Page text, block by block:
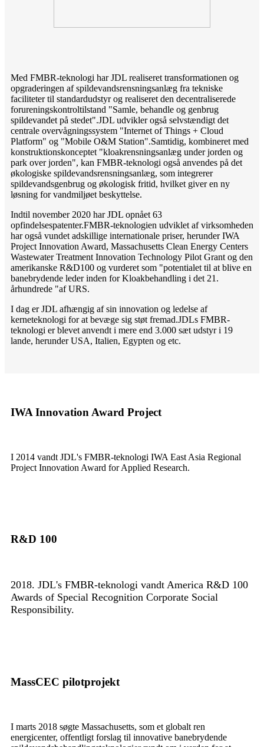
Med FMBR-teknologi har JDL realiseret transformationen og
opgraderingen af ​​spildevandsrensningsanlæg fra tekniske
faciliteter til standardudstyr og realiseret den decentraliserede
forureningskontroltilstand "Samle, behandle og genbrug
spildevandet på stedet".JDL udvikler også selvstændigt det
centrale overvågningssystem "Internet of Things + Cloud
Platform" og "Mobile O&M Station".Samtidig, kombineret med
konstruktionskonceptet "kloakrensningsanlæg under jorden og
park over jorden", kan FMBR-teknologi også anvendes på det
økologiske spildevandsrensningsanlæg, som integrerer
spildevandsgenbrug og økologisk fritid, hvilket giver en ny
løsning for vandmiljøet beskyttelse.
Indtil november 2020 har JDL opnået 63
opfindelsespatenter.FMBR-teknologien udviklet af virksomheden
har også vundet adskillige internationale priser, herunder IWA
Project Innovation Award, Massachusetts Clean Energy Centers
Wastewater Treatment Innovation Technology Pilot Grant og den
amerikanske R&D100 og vurderet som "potentialet til at blive en
banebrydende leder inden for Kloakbehandling i det 21.
århundrede "af URS.
I dag er JDL afhængig af sin innovation og ledelse af
kerneteknologi for at bevæge sig støt fremad.JDLs FMBR-
teknologi er blevet anvendt i mere end 3.000 sæt udstyr i 19
lande, herunder USA, Italien, Egypten og etc.
IWA Innovation Award Project
I 2014 vandt JDL's FMBR-teknologi IWA East Asia Regional
Project Innovation Award for Applied Research.
R&D 100
2018. JDL's FMBR-teknologi vandt America R&D 100
Awards of Special Recognition Corporate Social
Responsibility.
MassCEC pilotprojekt
I marts 2018 søgte Massachusetts, som et globalt ren
energicenter, offentligt forslag til innovative banebrydende